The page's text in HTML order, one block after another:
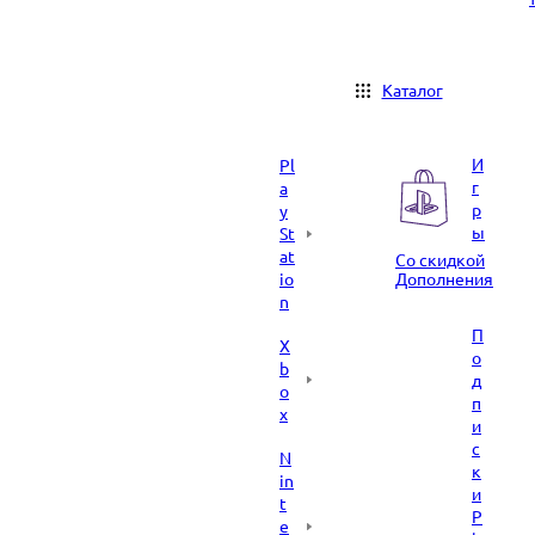
Каталог
Pl
a
y
St
at
io
n
X
b
o
x
N
in
t
e
И
г
р
ы
Со скидкой
Дополнения
П
о
д
п
и
с
к
и
P